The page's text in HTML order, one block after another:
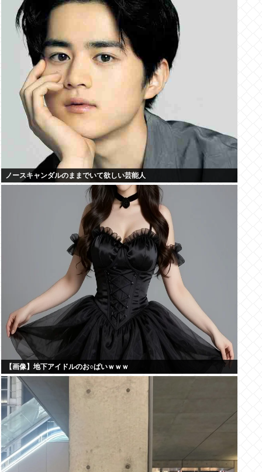
ノースキャンダルのままでいて欲しい芸能人
【画像】地下アイドルのお○ぱいｗｗｗ